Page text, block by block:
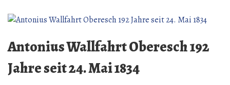
Antonius Wallfahrt Oberesch 192
Jahre seit 24. Mai 1834